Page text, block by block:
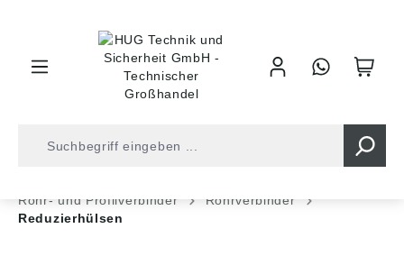
Rohr- und Profilverbinder
Rohrverbinder
Reduzierhülsen